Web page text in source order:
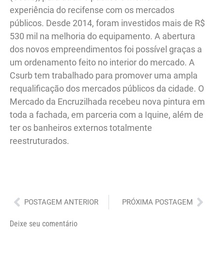
experiência do recifense com os mercados
públicos. Desde 2014, foram investidos mais de R$
530 mil na melhoria do equipamento. A abertura
dos novos empreendimentos foi possível graças a
um ordenamento feito no interior do mercado. A
Csurb tem trabalhado para promover uma ampla
requalificação dos mercados públicos da cidade. O
Mercado da Encruzilhada recebeu nova pintura em
toda a fachada, em parceria com a Iquine, além de
ter os banheiros externos totalmente
reestruturados.
Anterior
POSTAGEM ANTERIOR PRÓXIMA POSTAGEM
Deixe seu comentário